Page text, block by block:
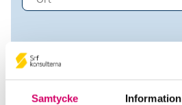
Samtycke Information